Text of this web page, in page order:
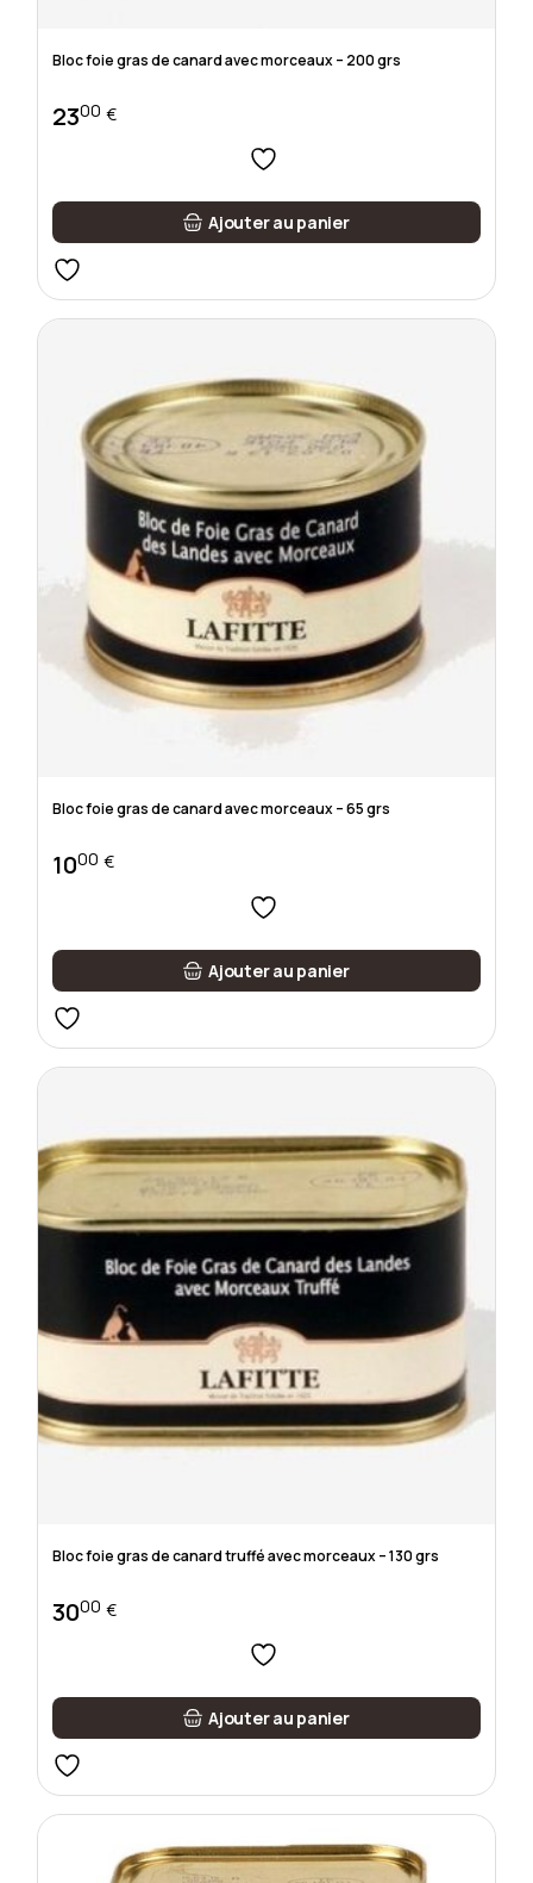
Bloc foie gras de canard avec morceaux – 200 grs
2300 €
Ajouter au panier
Bloc foie gras de canard avec morceaux – 65 grs
1000 €
Ajouter au panier
Bloc foie gras de canard truffé avec morceaux – 130 grs
3000 €
Ajouter au panier